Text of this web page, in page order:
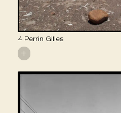
4 Perrin Gilles
+